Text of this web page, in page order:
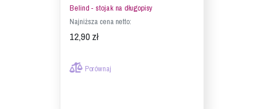
Belind - stojak na długopisy
Najniższa cena netto:
12,90 zł
Porównaj